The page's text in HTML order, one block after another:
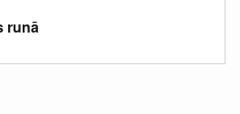
runā